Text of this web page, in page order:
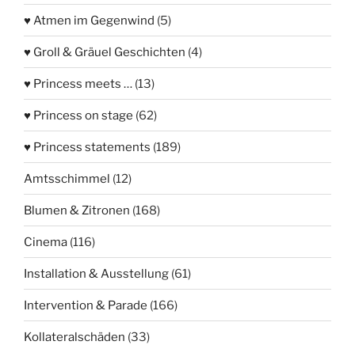
♥ Atmen im Gegenwind (5)
♥ Groll & Gräuel Geschichten (4)
♥ Princess meets … (13)
♥ Princess on stage (62)
♥ Princess statements (189)
Amtsschimmel (12)
Blumen & Zitronen (168)
Cinema (116)
Installation & Ausstellung (61)
Intervention & Parade (166)
Kollateralschäden (33)